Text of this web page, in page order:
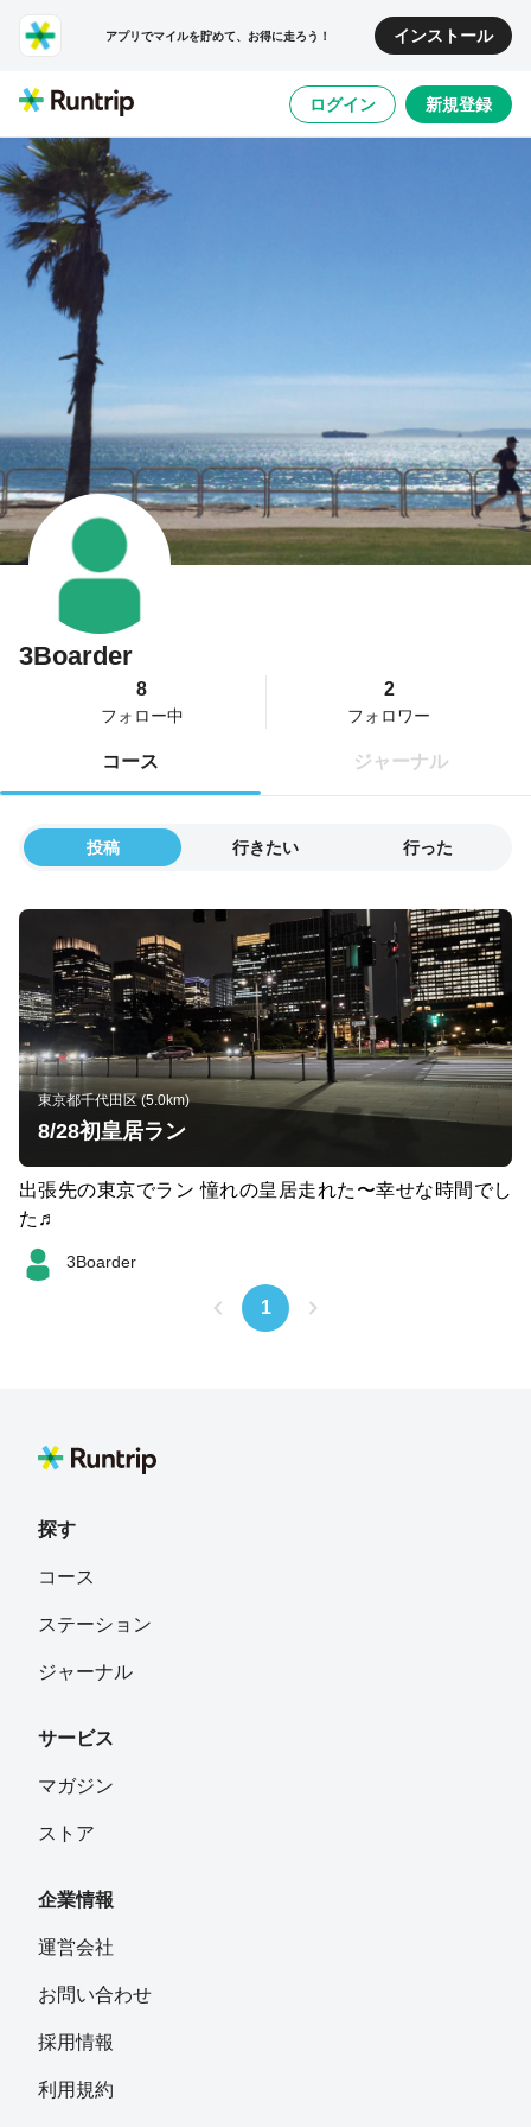
アプリでマイルを貯めて、お得に走ろう！ インストール
ログイン 新規登録
3Boarder
8
フォロー中
2
フォロワー
コース ジャーナル
投稿 行きたい 行った
東京都千代田区 (5.0km)
8/28初皇居ラン
出張先の東京でラン 憧れの皇居走れた〜幸せな時間でし
た♬
3Boarder
1
探す
コース
ステーション
ジャーナル
サービス
マガジン
ストア
企業情報
運営会社
お問い合わせ
採用情報
利用規約